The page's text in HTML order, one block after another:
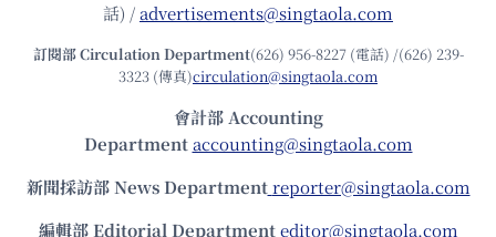
話) /advertisements@singtaola.com
訂閱部 Circulation Department(626) 956-8227 (電話) /(626) 239-
3323 (傳真)circulation@singtaola.com
會計部 Accounting
Department accounting@singtaola.com
新聞採訪部 News Department reporter@singtaola.com
編輯部 Editorial Department editor@singtaola.com